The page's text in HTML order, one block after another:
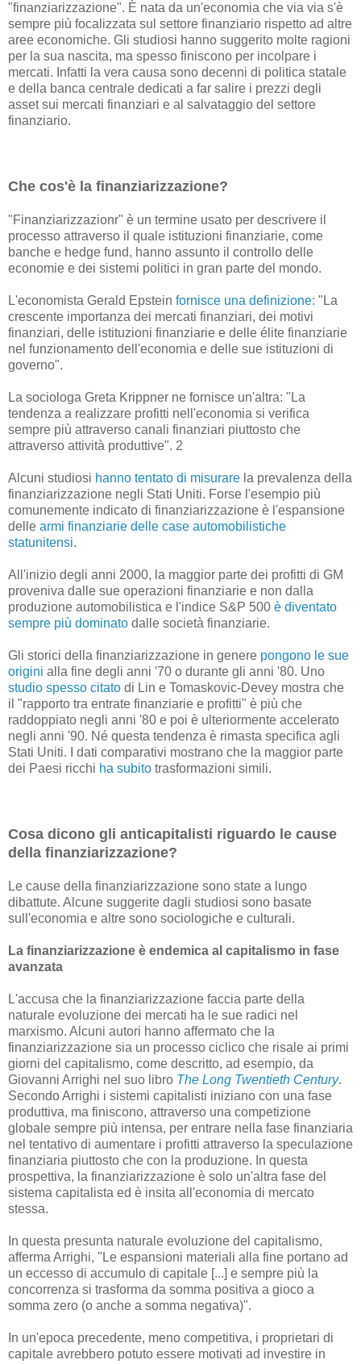
"finanziarizzazione". È nata da un'economia che via via s'è
sempre più focalizzata sul settore finanziario rispetto ad altre
aree economiche. Gli studiosi hanno suggerito molte ragioni
per la sua nascita, ma spesso finiscono per incolpare i
mercati. Infatti la vera causa sono decenni di politica statale
e della banca centrale dedicati a far salire i prezzi degli
asset sui mercati finanziari e al salvataggio del settore
finanziario.
Che cos'è la finanziarizzazione?
"Finanziarizzazionr" è un termine usato per descrivere il
processo attraverso il quale istituzioni finanziarie, come
banche e hedge fund, hanno assunto il controllo delle
economie e dei sistemi politici in gran parte del mondo.
L'economista Gerald Epstein fornisce una definizione: "La
crescente importanza dei mercati finanziari, dei motivi
finanziari, delle istituzioni finanziarie e delle élite finanziarie
nel funzionamento dell'economia e delle sue istituzioni di
governo".
La sociologa Greta Krippner ne fornisce un'altra: "La
tendenza a realizzare profitti nell'economia si verifica
sempre più attraverso canali finanziari piuttosto che
attraverso attività produttive". 2
Alcuni studiosi hanno tentato di misurare la prevalenza della
finanziarizzazione negli Stati Uniti. Forse l'esempio più
comunemente indicato di finanziarizzazione è l'espansione
delle armi finanziarie delle case automobilistiche
statunitensi.
All'inizio degli anni 2000, la maggior parte dei profitti di GM
proveniva dalle sue operazioni finanziarie e non dalla
produzione automobilistica e l'indice S&P 500 è diventato
sempre più dominato dalle società finanziarie.
Gli storici della finanziarizzazione in genere pongono le sue
origini alla fine degli anni '70 o durante gli anni '80. Uno
studio spesso citato di Lin e Tomaskovic-Devey mostra che
il "rapporto tra entrate finanziarie e profitti" è più che
raddoppiato negli anni '80 e poi è ulteriormente accelerato
negli anni '90. Né questa tendenza è rimasta specifica agli
Stati Uniti. I dati comparativi mostrano che la maggior parte
dei Paesi ricchi ha subito trasformazioni simili.
Cosa dicono gli anticapitalisti riguardo le cause
della finanziarizzazione?
Le cause della finanziarizzazione sono state a lungo
dibattute. Alcune suggerite dagli studiosi sono basate
sull'economia e altre sono sociologiche e culturali.
La finanziarizzazione è endemica al capitalismo in fase
avanzata
L'accusa che la finanziarizzazione faccia parte della
naturale evoluzione dei mercati ha le sue radici nel
marxismo. Alcuni autori hanno affermato che la
finanziarizzazione sia un processo ciclico che risale ai primi
giorni del capitalismo, come descritto, ad esempio, da
Giovanni Arrighi nel suo libro The Long Twentieth Century.
Secondo Arrighi i sistemi capitalisti iniziano con una fase
produttiva, ma finiscono, attraverso una competizione
globale sempre più intensa, per entrare nella fase finanziaria
nel tentativo di aumentare i profitti attraverso la speculazione
finanziaria piuttosto che con la produzione. In questa
prospettiva, la finanziarizzazione è solo un'altra fase del
sistema capitalista ed è insita all'economia di mercato
stessa.
In questa presunta naturale evoluzione del capitalismo,
afferma Arrighi, "Le espansioni materiali alla fine portano ad
un eccesso di accumulo di capitale [...] e sempre più la
concorrenza si trasforma da somma positiva a gioco a
somma zero (o anche a somma negativa)".
In un'epoca precedente, meno competitiva, i proprietari di
capitale avrebbero potuto essere motivati ​​ad investire in